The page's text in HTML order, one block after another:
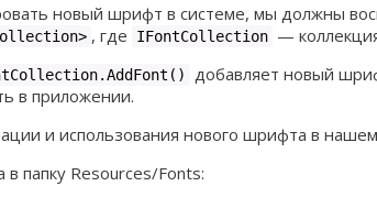
новый шрифт в системе, мы должны
, где IFontCollection —
добавляет новый
в приложении.
и использования нового шрифта в
папку Resources/Fonts: